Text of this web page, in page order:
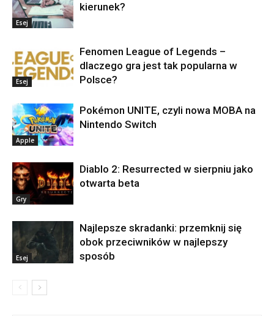
Esej
kierunek?
Esej
Fenomen League of Legends –
dlaczego gra jest tak popularna w
Polsce?
Apple
Pokémon UNITE, czyli nowa MOBA na
Nintendo Switch
Gry
Diablo 2: Resurrected w sierpniu jako
otwarta beta
Esej
Najlepsze skradanki: przemknij się
obok przeciwników w najlepszy
sposób